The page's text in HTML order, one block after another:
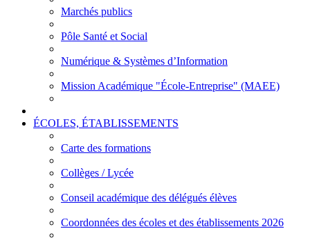
Marchés publics
Pôle Santé et Social
Numérique & Systèmes d’Information
Mission Académique "École-Entreprise" (MAEE)
ÉCOLES, ÉTABLISSEMENTS
Carte des formations
Collèges / Lycée
Conseil académique des délégués élèves
Coordonnées des écoles et des établissements 2026